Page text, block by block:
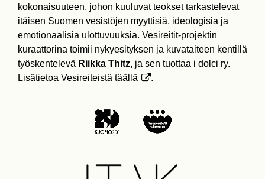
kokonaisuuteen, johon kuuluvat teokset tarkastelevat
itäisen Suomen vesistöjen myyttisiä, ideologisia ja
emotionaalisia ulottuvuuksia. Vesireitit-projektin
kuraattorina toimii nykyesityksen ja kuvataiteen kentillä
työskentelevä Riikka Thitz, ja sen tuottaa i dolci ry.
Lisätietoa Vesireiteistä täällä .